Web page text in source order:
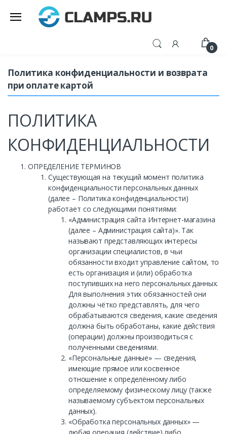
0
Политика конфиденциальности и возврата
при оплате картой
ПОЛИТИКА
КОНФИДЕНЦИАЛЬНОСТИ
ОПРЕДЕЛЕНИЕ ТЕРМИНОВ
Существующая на текущий момент политика
конфиденциальности персональных данных
(далее – Политика конфиденциальности)
работает со следующими понятиями:
«Администрация сайта Интернет-магазина
(далее – Администрация сайта)». Так
называют представляющих интересы
организации специалистов, в чьи
обязанности входит управление сайтом, то
есть организация и (или) обработка
поступивших на него персональных данных.
Для выполнения этих обязанностей они
должны чётко представлять, для чего
обрабатываются сведения, какие сведения
должна быть обработаны, какие действия
(операции) должны производиться с
полученными сведениями.
«Персональные данные» — сведения,
имеющие прямое или косвенное
отношение к определённому либо
определяемому физическому лицу (также
называемому субъектом персональных
данных).
«Обработка персональных данных» —